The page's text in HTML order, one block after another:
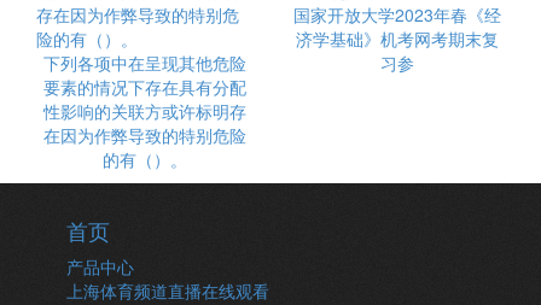
下列各项中在呈现其他危险
要素的情况下存在具有分配
性影响的关联方或许标明存
在因为作弊导致的特别危险
的有（）。
国家开放大学2023年春《经
济学基础》机考网考期末复
习参
首页
产品中心
上海体育频道直播在线观看